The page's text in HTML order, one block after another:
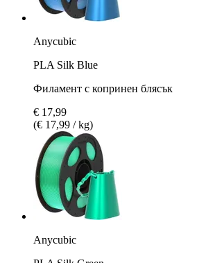
Anycubic
PLA Silk Blue
Филамент с копринен блясък
€ 17,99
(€ 17,99 / kg)
Anycubic